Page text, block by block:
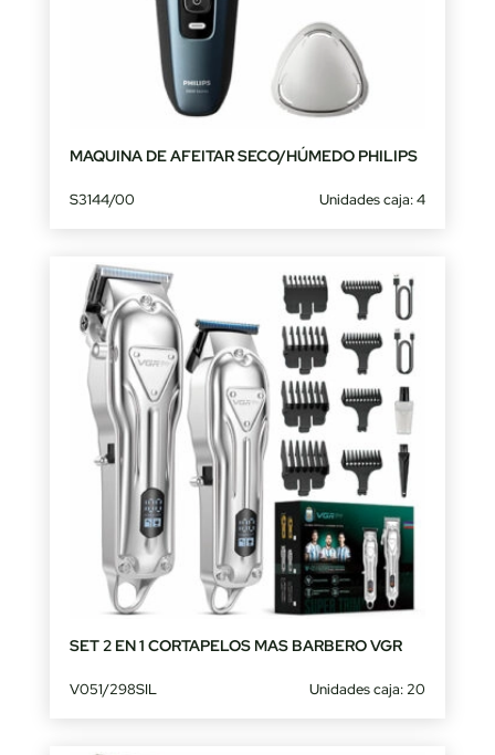
MAQUINA DE AFEITAR SECO/HÚMEDO PHILIPS
S3144/00 Unidades caja: 4
SET 2 EN 1 CORTAPELOS MAS BARBERO VGR
V051/298SIL Unidades caja: 20